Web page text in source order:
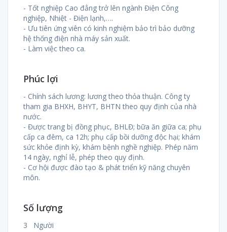
- Tốt nghiệp Cao đẳng trở lên ngành Điện Công
nghiệp, Nhiệt - Điện lạnh,….
- Ưu tiên ứng viên có kinh nghiệm bảo trì bảo dưỡng
hệ thống điện nhà máy sản xuất.
- Làm việc theo ca.
Phúc lợi
- Chính sách lương: lương theo thỏa thuận. Công ty
tham gia BHXH, BHYT, BHTN theo quy định của nhà
nước.
- Được trang bị đồng phục, BHLĐ; bữa ăn giữa ca; phụ
cấp ca đêm, ca 12h; phụ cấp bồi dưỡng độc hại; khám
sức khỏe định kỳ, khám bệnh nghề nghiệp. Phép năm
14 ngày, nghỉ lễ, phép theo quy định.
- Cơ hội được đào tạo & phát triển kỹ năng chuyên
môn.
Số lượng
3 Người